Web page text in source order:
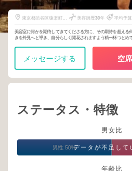
東京都渋谷区猿楽町
美容師歴30年 平均予算
美容室に何かを期待してきてくださる方に、その期待を超える
きを外見へと導き、自分らしく開花されますよう精一杯つとめ
メッセージする 空
ステータス・特徴
男女比
データが不足して
男性 50%
年齢比